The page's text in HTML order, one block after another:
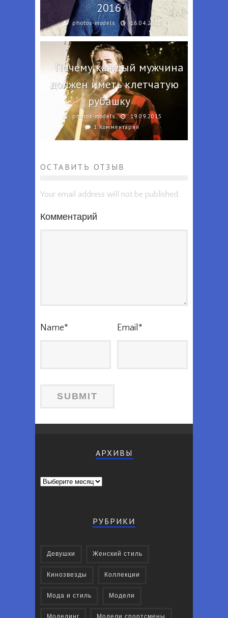
2016
photos-models 16.04.2016
Почему каждый мужчина
должен иметь клетчатую
рубашку
photos-models
19.09.2015
1 Комментарий
ОСТАВИТЬ ОТЗЫВ
Your email address will not be published.
Комментарий
Name* Email *
АРХИВЫ
Архивы
РУБРИКИ
Девушки Женский стиль
Кинозвезды Коллекции
Мода и стиль Модели
Моделинг Модели спортсмены